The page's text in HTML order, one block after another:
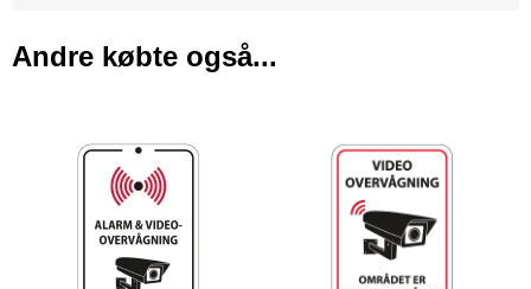
Andre købte også...